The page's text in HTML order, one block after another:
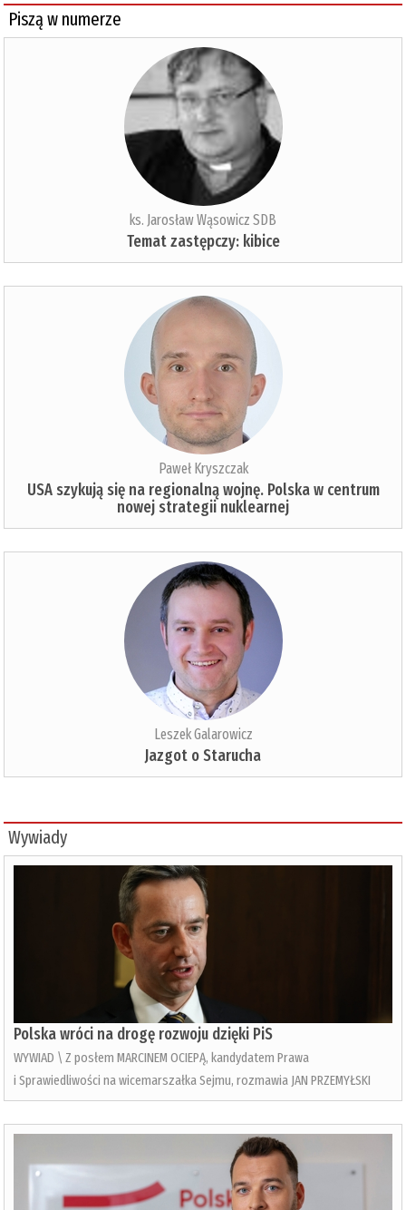
Piszą w numerze
ks. Jarosław Wąsowicz SDB
Temat zastępczy: kibice
Paweł Kryszczak
USA szykują się na regionalną wojnę. Polska w centrum
nowej strategii nuklearnej
Leszek Galarowicz
Jazgot o Starucha
Wywiady
Polska wróci na drogę rozwoju dzięki PiS
WYWIAD \ Z posłem MARCINEM OCIEPĄ, kandydatem Prawa
i Sprawiedliwości na wicemarszałka Sejmu, rozmawia JAN PRZEMYŁSKI